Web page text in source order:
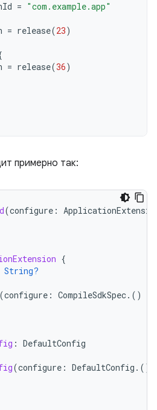
= "com.example.app"
= release(23)
= release(36)
примерно так:
(configure :
{
String?
(configure : CompileSdkSpec.()
: DefaultConfig
(configure : DefaultConfig .()